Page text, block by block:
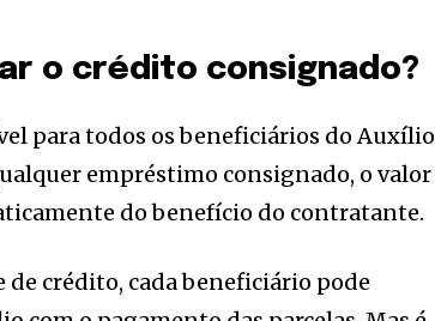
o crédito consignado?
para todos os beneficiários do Auxílio
empréstimo consignado, o valor
do benefício do contratante.
crédito, cada beneficiário pode